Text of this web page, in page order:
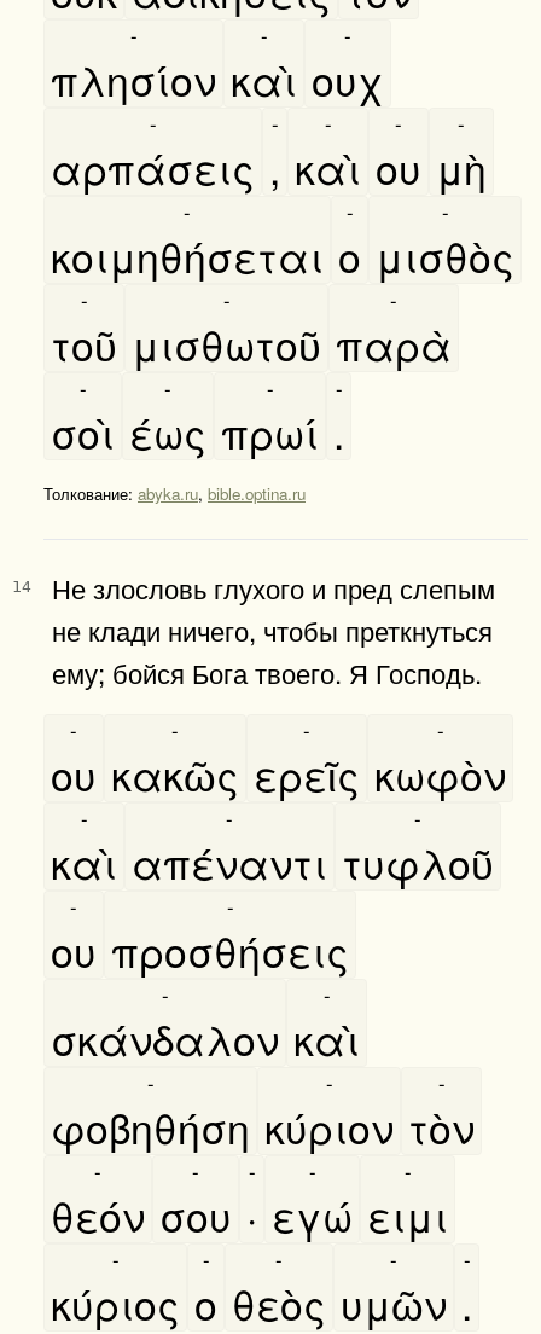
πλησίον
-
καὶ
-
ουχ
-
αρπάσεις
-
,
-
καὶ
-
ου
-
μὴ
-
κοιμηθήσεται
-
ο
-
μισθὸς
-
τοῦ
-
μισθωτοῦ
-
παρὰ
-
σοὶ
-
έως
-
πρωί
-
.
-
Толкование: abyka.ru, bible.optina.ru
14
Не злословь глухого и пред слепым
не клади ничего, чтобы преткнуться
ему; бойся Бога твоего. Я Господь.
ου
-
κακῶς
-
ερεῖς
-
κωφὸν
-
καὶ
-
απέναντι
-
τυφλοῦ
-
ου
-
προσθήσεις
-
σκάνδαλον
-
καὶ
-
φοβηθήση
-
κύριον
-
τὸν
-
θεόν
-
σου
-
·
-
εγώ
-
ειμι
-
κύριος
-
ο
-
θεὸς
-
υμῶν
-
.
-